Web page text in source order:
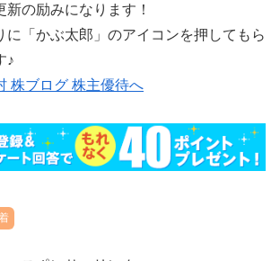
の励みになります！
に「かぶ太郎」のアイコンを押してもら
♪